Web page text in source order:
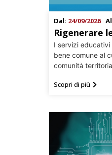
Dal: 24/09/2026
Rigenerare
I servizi educativi
bene comune al
comunità
Scopri di più